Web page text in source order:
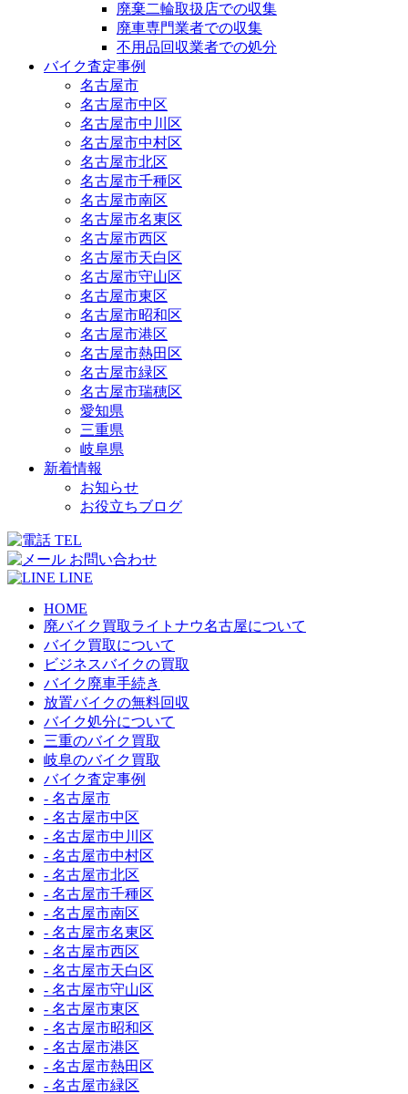
廃棄二輪取扱店での収集
廃車専門業者での収集
不用品回収業者での処分
バイク査定事例
名古屋市
名古屋市中区
名古屋市中川区
名古屋市中村区
名古屋市北区
名古屋市千種区
名古屋市南区
名古屋市名東区
名古屋市西区
名古屋市天白区
名古屋市守山区
名古屋市東区
名古屋市昭和区
名古屋市港区
名古屋市熱田区
名古屋市緑区
名古屋市瑞穂区
愛知県
三重県
岐阜県
新着情報
お知らせ
お役立ちブログ
TEL
お問い合わせ
LINE
HOME
廃バイク買取ライトナウ名古屋について
バイク買取について
ビジネスバイクの買取
バイク廃車手続き
放置バイクの無料回収
バイク処分について
三重のバイク買取
岐阜のバイク買取
バイク査定事例
- 名古屋市
- 名古屋市中区
- 名古屋市中川区
- 名古屋市中村区
- 名古屋市北区
- 名古屋市千種区
- 名古屋市南区
- 名古屋市名東区
- 名古屋市西区
- 名古屋市天白区
- 名古屋市守山区
- 名古屋市東区
- 名古屋市昭和区
- 名古屋市港区
- 名古屋市熱田区
- 名古屋市緑区